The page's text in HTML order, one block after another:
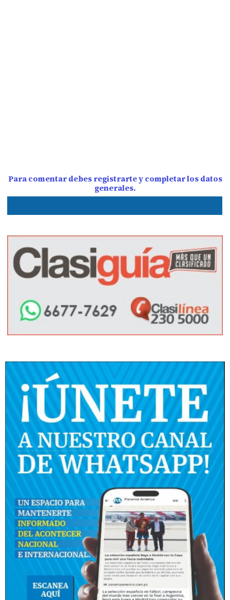
Para comentar debes registrarte y completar los datos
generales.